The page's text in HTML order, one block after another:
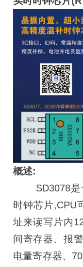
概述:
SD3078是
时钟芯片,CPU
址来读写片内
间寄存器、报
电量寄存器、